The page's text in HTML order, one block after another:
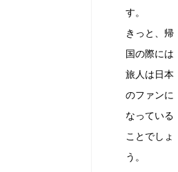
す。
きっと、帰
国の際には
旅人は日本
のファンに
なっている
ことでしょ
う。